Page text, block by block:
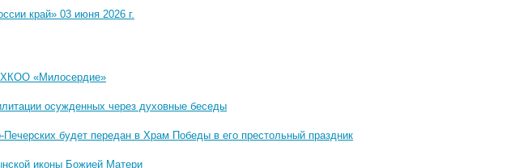
край» 03 июня 2026 г.
ХКОО «Милосердие»
осужденных через духовные беседы
будет передан в Храм Победы в его престольный праздник
иконы Божией Матери